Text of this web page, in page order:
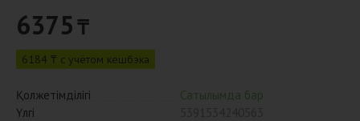
6375 ₸
6184 ₸ с учётом кешбэка
Қолжетімділігі
Сатылымда бар
Үлгі